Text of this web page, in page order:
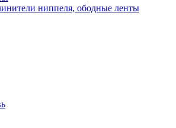
ниппеля, ободные ленты